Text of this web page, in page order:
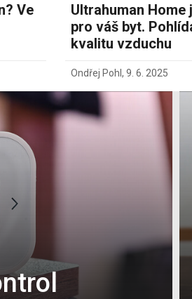
Ve
Ultrahuman Home
pro váš byt.
kvalitu vzduchu
Ondřej Pohl,9. 6. 2025